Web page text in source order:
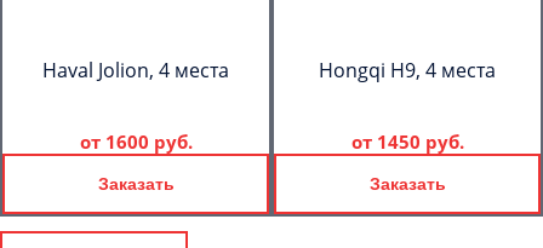
Haval Jolion, 4 места
от 1600 руб.
Заказать
Hongqi H9, 4 места
от 1450 руб.
Заказать